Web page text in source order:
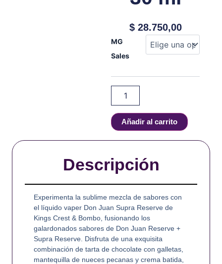
$28.750,00
MG
Sales
King’s
-
Juan
-
SUPRA
-
Salt
-
ml
cantidad
Añadir al carrito
Descripción
Experimenta la sublime mezcla de sabores con
el líquido vaper Don Juan Supra Reserve de
Kings Crest & Bombo, fusionando los
galardonados sabores de Don Juan Reserve +
Supra Reserve. Disfruta de una exquisita
combinación de tarta de chocolate con galletas,
mantequilla de nueces pecanas y crema batida,